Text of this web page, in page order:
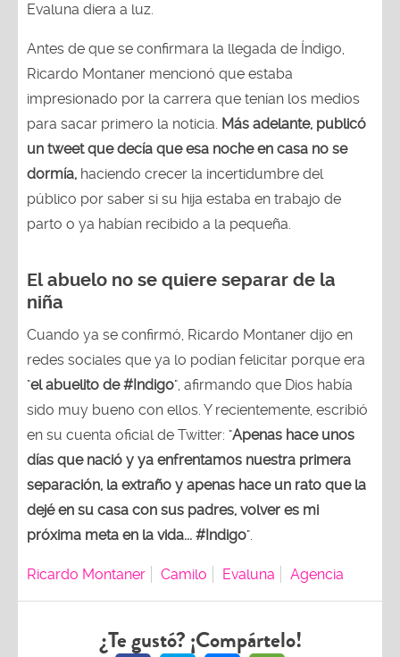
Evaluna diera a luz.
Antes de que se confirmara la llegada de Índigo,
Ricardo Montaner mencionó que estaba
impresionado por la carrera que tenían los medios
para sacar primero la noticia. Más adelante, publicó
un tweet que decía que esa noche en casa no se
dormía, haciendo crecer la incertidumbre del
público por saber si su hija estaba en trabajo de
parto o ya habían recibido a la pequeña.
El abuelo no se quiere separar de la
niña
Cuando ya se confirmó, Ricardo Montaner dijo en
redes sociales que ya lo podían felicitar porque era
"el abuelito de #Indigo", afirmando que Dios había
sido muy bueno con ellos. Y recientemente, escribió
en su cuenta oficial de Twitter: "Apenas hace unos
días que nació y ya enfrentamos nuestra primera
separación, la extraño y apenas hace un rato que la
dejé en su casa con sus padres, volver es mi
próxima meta en la vida... #Indigo".
Ricardo Montaner Camilo Evaluna Agencia
¿Te gustó? ¡Compártelo!